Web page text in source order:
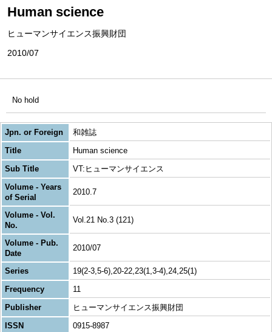
Human science
ヒューマンサイエンス振興財団
2010/07
No hold
Jpn. or Foreign
和雑誌
Title
Human science
Sub Title
VT:ヒューマンサイエンス
Volume - Years
of Serial
2010.7
Volume - Vol.
No.
Vol.21 No.3 (121)
Volume - Pub.
Date
2010/07
Series
19(2-3,5-6),20-22,23(1,3-4),24,25(1)
Frequency
11
Publisher
ヒューマンサイエンス振興財団
ISSN
0915-8987